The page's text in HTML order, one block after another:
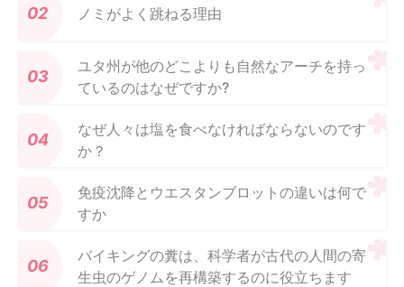
ノミがよく跳ねる理由
ユタ州が他のどこよりも自然なアーチを持っ
ているのはなぜですか?
なぜ人々は塩を食べなければならないのです
か？
免疫沈降とウエスタンブロットの違いは何で
すか
バイキングの糞は、科学者が古代の人間の寄
生虫のゲノムを再構築するのに役立ちます